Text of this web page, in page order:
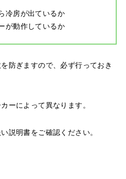
冷房が出ているか
が動作しているか
防ぎますので、必ず行っておき
ーによって異なります。
説明書をご確認ください。